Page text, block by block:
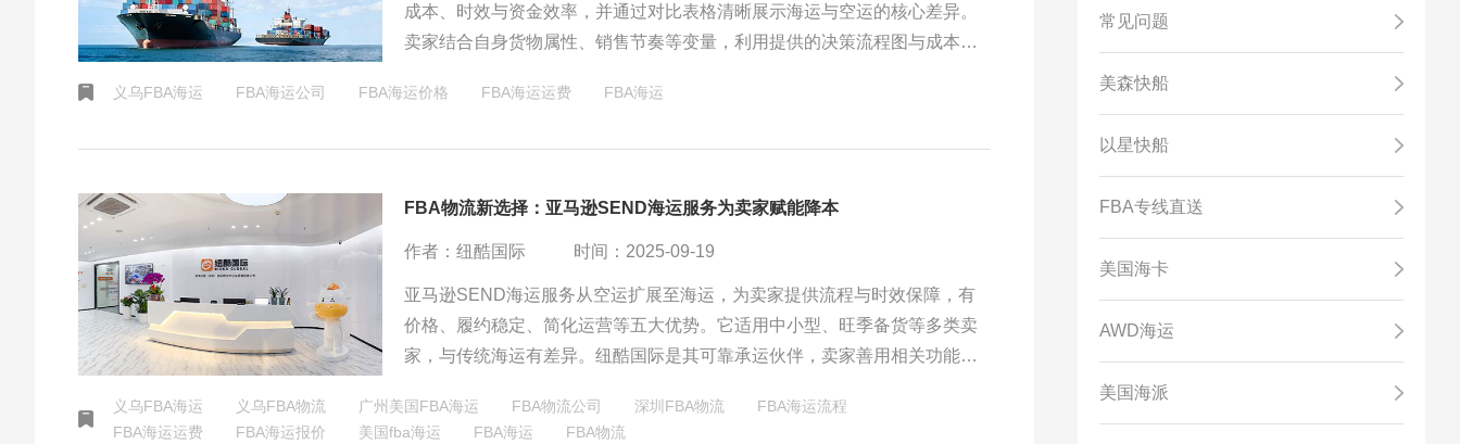
成本、时效与资金效率，并通过对比表格清晰展示海运与空运的核心差异。
卖家结合自身货物属性、销售节奏等变量，利用提供的决策流程图与成本模
的实际需求与阶段，并采用“海运为主、空运应急”的组合策略以构建最具弹性
义乌FBA海运 FBA海运公司 FBA海运价格 FBA海运运费 ​FBA海运
FBA物流新选择：亚马逊SEND海运服务为卖家赋能降本
作者：纽酷国际 时间：2025-09-19
亚马逊SEND海运服务从空运扩展至海运，为卖家提供流程与时效保障，有
价格、履约稳定、简化运营等五大优势。它适用中小型、旺季备货等多类卖
家，与传统海运有差异。纽酷国际是其可靠承运伙伴，卖家善用相关功能可
义乌FBA海运 义乌FBA物流 广州美国FBA海运 FBA物流公司 深圳FBA物流
FBA海运流程
FBA海运运费
FBA海运报价 美国fba海运 ​FBA海运 FBA物流
常见问题
美森快船
以星快船
FBA专线直送
美国海卡
AWD海运
美国海派